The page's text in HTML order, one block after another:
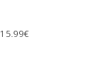
15.99€